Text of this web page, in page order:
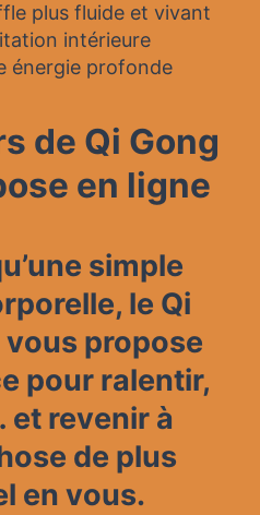
plus fluide et vivant
intérieure
énergie profonde
de Qi Gong
en ligne
simple
le Qi
vous propose
pour ralentir,
et revenir à
de plus
en vous.